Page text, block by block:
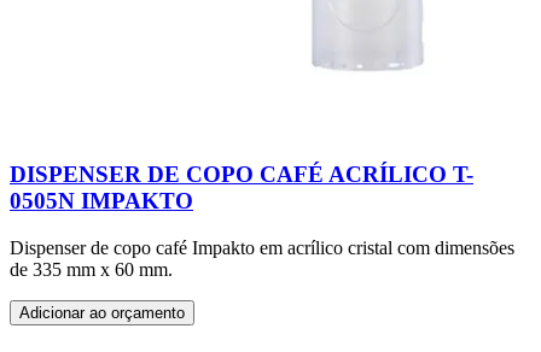
DISPENSER DE COPO CAFÉ ACRÍLICO T-
0505N IMPAKTO
Dispenser de copo café Impakto em acrílico cristal com dimensões
de 335 mm x 60 mm.
Adicionar ao orçamento